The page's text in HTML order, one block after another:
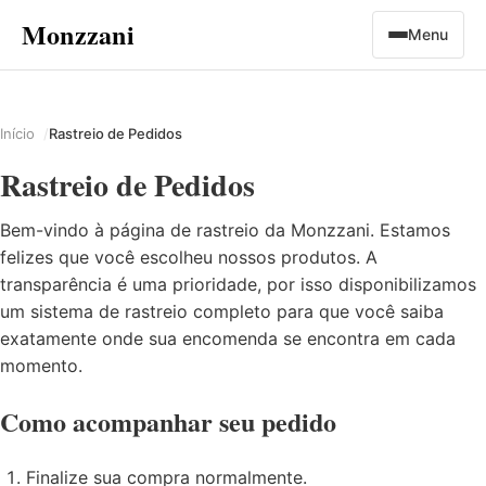
Monzzani Menu
Início Rastreio de Pedidos
Rastreio de Pedidos
Bem-vindo à página de rastreio da Monzzani. Estamos
felizes que você escolheu nossos produtos. A
transparência é uma prioridade, por isso disponibilizamos
um sistema de rastreio completo para que você saiba
exatamente onde sua encomenda se encontra em cada
momento.
Como acompanhar seu pedido
Finalize sua compra normalmente.